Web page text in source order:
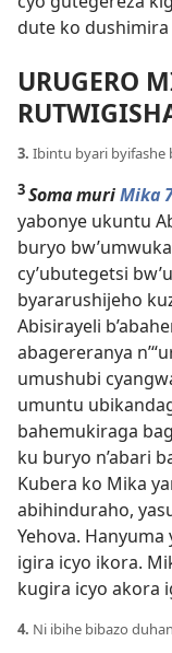
dute ko dushimira
URUGERO
3. Ibintu byari byifashe
3Soma muriMika
yabonye ukuntu
buryo
cy’ubutegetsi
byararushijeho
Abisirayeli
abagereranya
umushubi
umuntu
bahemukiraga
ku buryo n’abari
Kubera ko Mika
abihinduraho,
Yehova.
igira icyo ikora.
kugira icyo akora
4. Ni ibihe bibazo